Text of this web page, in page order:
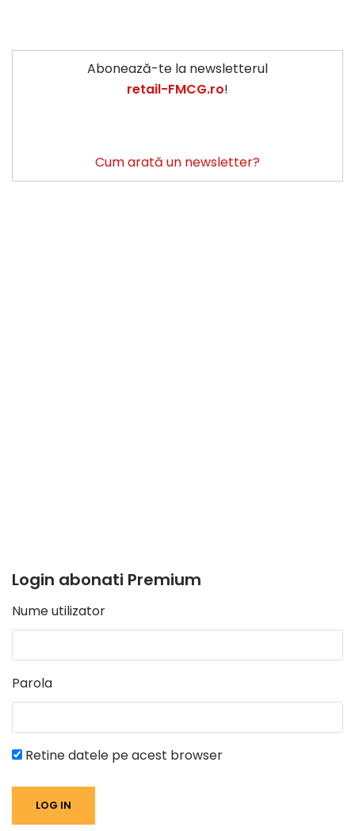
Abonează-te la newsletterul
retail-FMCG.ro!
Cum arată un newsletter?
Login abonati Premium
Nume utilizator
Parola
Retine datele pe acest browser